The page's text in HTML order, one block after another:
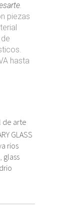
.
piezas
hasta
de arte
GLASS
rios
, glass